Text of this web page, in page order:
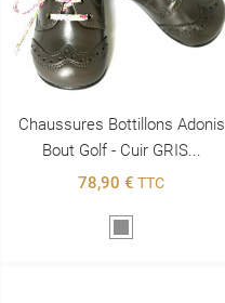
Chaussures Bottillons Adonis
Bout Golf - Cuir GRIS...
78,90 € TTC